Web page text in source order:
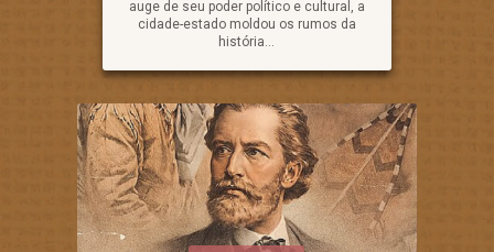
auge de seu poder político e cultural, a
cidade-estado moldou os rumos da
história...